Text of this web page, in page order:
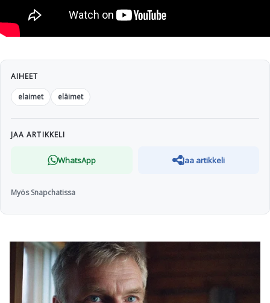
AIHEET
elaimet
eläimet
JAA ARTIKKELI
WhatsApp Jaa artikkeli
Myös Snapchatissa